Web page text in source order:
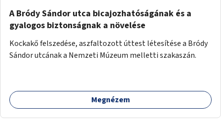
A Bródy Sándor utca bicajozhatóságának és a
gyalogos biztonságnak a növelése
Kockakő felszedése, aszfaltozott úttest létesítése a Bródy
Sándor utcának a Nemzeti Múzeum melletti szakaszán.
Megnézem